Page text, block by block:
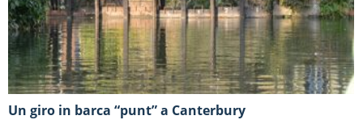
Un giro in barca “punt” a Canterbury